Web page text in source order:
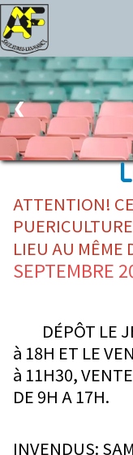
❮
ATTENTION!
LIEU AU MÊME
SEPTEMBRE
DÉPÔT LE
à 18H ET LE
à 11H30,
DE 9H A 17H.
INVENDUS: